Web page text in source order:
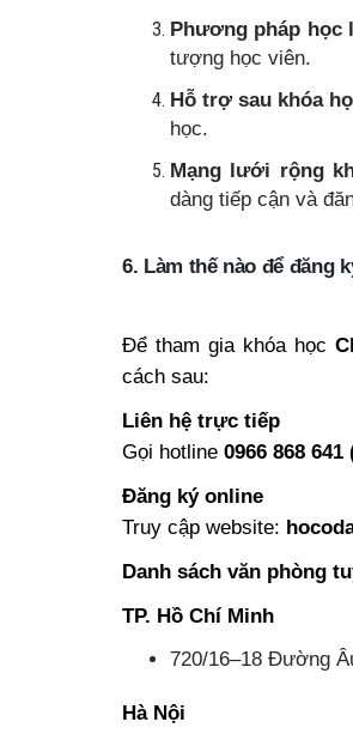
Phương pháp học
tượng học viên.
Hỗ trợ sau khóa
học.
Mạng lưới rộng
dàng tiếp cận và
6. Làm thế nào để đăng
Để tham gia khóa học
cách sau:
Liên hệ trực tiếp
Gọi hotline 0966 868
Đăng ký online
Truy cập website:
Danh sách văn phòng
TP. Hồ Chí Minh
720/16–18 Đường
Hà Nội